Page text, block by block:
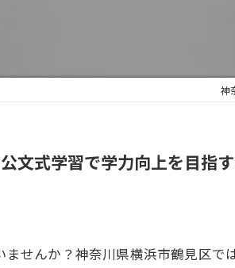
神
文式学習で学力向上を目指
せんか？神奈川県横浜市鶴見区